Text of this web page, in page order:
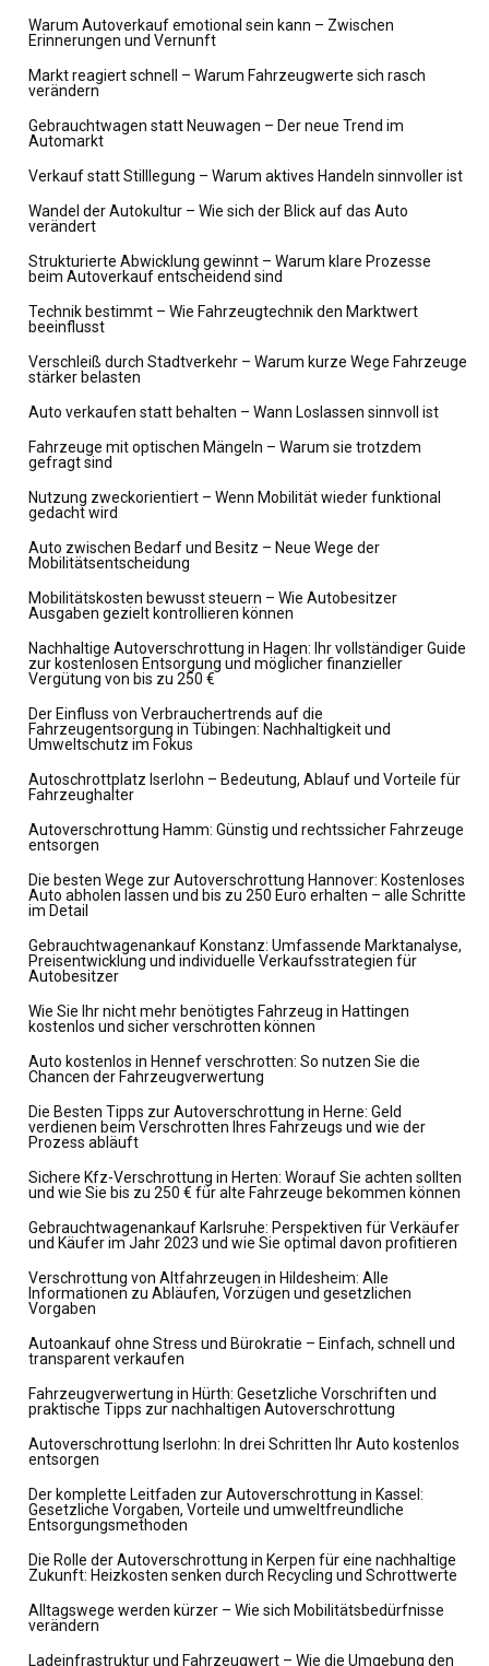
Warum Autoverkauf emotional sein kann – Zwischen
Erinnerungen und Vernunft
Markt reagiert schnell – Warum Fahrzeugwerte sich rasch
verändern
Gebrauchtwagen statt Neuwagen – Der neue Trend im
Automarkt
Verkauf statt Stilllegung – Warum aktives Handeln sinnvoller ist
Wandel der Autokultur – Wie sich der Blick auf das Auto
verändert
Strukturierte Abwicklung gewinnt – Warum klare Prozesse
beim Autoverkauf entscheidend sind
Technik bestimmt – Wie Fahrzeugtechnik den Marktwert
beeinflusst
Verschleiß durch Stadtverkehr – Warum kurze Wege Fahrzeuge
stärker belasten
Auto verkaufen statt behalten – Wann Loslassen sinnvoll ist
Fahrzeuge mit optischen Mängeln – Warum sie trotzdem
gefragt sind
Nutzung zweckorientiert – Wenn Mobilität wieder funktional
gedacht wird
Auto zwischen Bedarf und Besitz – Neue Wege der
Mobilitätsentscheidung
Mobilitätskosten bewusst steuern – Wie Autobesitzer
Ausgaben gezielt kontrollieren können
Nachhaltige Autoverschrottung in Hagen: Ihr vollständiger Guide
zur kostenlosen Entsorgung und möglicher finanzieller
Vergütung von bis zu 250 €
Der Einfluss von Verbrauchertrends auf die
Fahrzeugentsorgung in Tübingen: Nachhaltigkeit und
Umweltschutz im Fokus
Autoschrottplatz Iserlohn – Bedeutung, Ablauf und Vorteile für
Fahrzeughalter
Autoverschrottung Hamm: Günstig und rechtssicher Fahrzeuge
entsorgen
Die besten Wege zur Autoverschrottung Hannover: Kostenloses
Auto abholen lassen und bis zu 250 Euro erhalten – alle Schritte
im Detail
Gebrauchtwagenankauf Konstanz: Umfassende Marktanalyse,
Preisentwicklung und individuelle Verkaufsstrategien für
Autobesitzer
Wie Sie Ihr nicht mehr benötigtes Fahrzeug in Hattingen
kostenlos und sicher verschrotten können
Auto kostenlos in Hennef verschrotten: So nutzen Sie die
Chancen der Fahrzeugverwertung
Die Besten Tipps zur Autoverschrottung in Herne: Geld
verdienen beim Verschrotten Ihres Fahrzeugs und wie der
Prozess abläuft
Sichere Kfz-Verschrottung in Herten: Worauf Sie achten sollten
und wie Sie bis zu 250 € für alte Fahrzeuge bekommen können
Gebrauchtwagenankauf Karlsruhe: Perspektiven für Verkäufer
und Käufer im Jahr 2023 und wie Sie optimal davon profitieren
Verschrottung von Altfahrzeugen in Hildesheim: Alle
Informationen zu Abläufen, Vorzügen und gesetzlichen
Vorgaben
Autoankauf ohne Stress und Bürokratie – Einfach, schnell und
transparent verkaufen
Fahrzeugverwertung in Hürth: Gesetzliche Vorschriften und
praktische Tipps zur nachhaltigen Autoverschrottung
Autoverschrottung Iserlohn: In drei Schritten Ihr Auto kostenlos
entsorgen
Der komplette Leitfaden zur Autoverschrottung in Kassel:
Gesetzliche Vorgaben, Vorteile und umweltfreundliche
Entsorgungsmethoden
Die Rolle der Autoverschrottung in Kerpen für eine nachhaltige
Zukunft: Heizkosten senken durch Recycling und Schrottwerte
Alltagswege werden kürzer – Wie sich Mobilitätsbedürfnisse
verändern
Ladeinfrastruktur und Fahrzeugwert – Wie die Umgebung den